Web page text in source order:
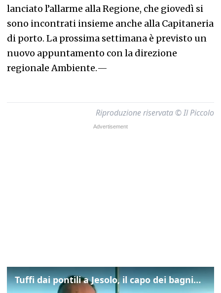
lanciato l’allarme alla Regione, che giovedì si
sono incontrati insieme anche alla Capitaneria
di porto. La prossima settimana è previsto un
nuovo appuntamento con la direzione
regionale Ambiente.—
Riproduzione riservata © Il Piccolo
Tuffi dai pontili a Jesolo, il capo dei bagnini: "L'impegno di tutti per evitare altre tragedie"